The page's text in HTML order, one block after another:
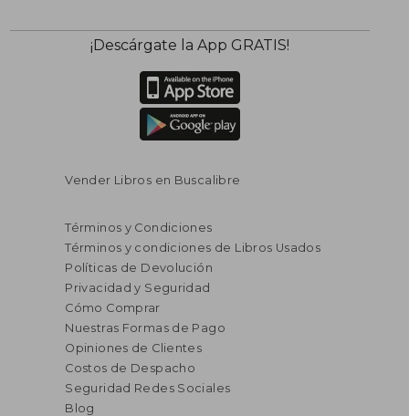
¡Descárgate la App GRATIS!
Vender Libros en Buscalibre
Términos y Condiciones
Términos y condiciones de Libros Usados
Políticas de Devolución
Privacidad y Seguridad
Cómo Comprar
Nuestras Formas de Pago
Opiniones de Clientes
Costos de Despacho
Seguridad Redes Sociales
Blog